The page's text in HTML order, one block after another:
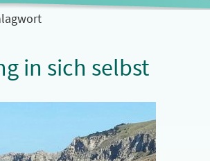
in sich selbst